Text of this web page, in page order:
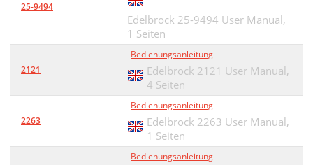
25-9494
Edelbrock 25-9494 User Manual,
1 Seiten
2121
Bedienungsanleitung
Edelbrock 2121 User Manual,
4 Seiten
2263
Bedienungsanleitung
Edelbrock 2263 User Manual,
1 Seiten
Bedienungsanleitung